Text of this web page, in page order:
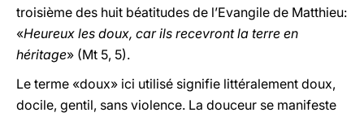
troisième des huit béatitudes de l’Evangile de Matthieu:
«Heureux les doux, car ils recevront la terre en
héritage» (Mt 5, 5).
Le terme «doux» ici utilisé signifie littéralement doux,
docile, gentil, sans violence. La douceur se manifeste